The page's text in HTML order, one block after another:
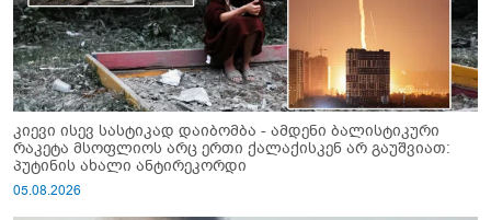
კიევი ისევ სასტიკად დაიბომბა - ამდენი ბალისტიკური
რაკეტა მსოფლიოს არც ერთი ქალაქისკენ არ გაუშვიათ:
პუტინის ახალი ანტირეკორდი
05.08.2026